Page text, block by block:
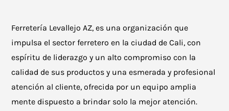
Ferretería Levallejo AZ, es una organización que
impulsa el sector ferretero en la ciudad de Cali, con
espíritu de liderazgo y un alto compromiso con la
calidad de sus productos y una esmerada y profesional
atención al cliente, ofrecida por un equipo amplia
mente dispuesto a brindar solo la mejor atención.